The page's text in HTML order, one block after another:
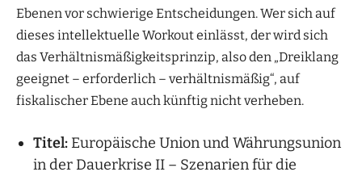
Ebenen vor schwierige Entscheidungen. Wer sich auf
dieses intellektuelle Workout einlässt, der wird sich
das Verhältnismäßigkeitsprinzip, also den „Dreiklang
geeignet – erforderlich – verhältnismäßig“, auf
fiskalischer Ebene auch künftig nicht verheben.
Titel: Europäische Union und Währungsunion
in der Dauerkrise II – Szenarien für die